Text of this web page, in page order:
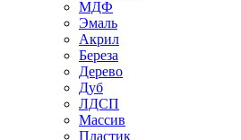
МДФ
Эмаль
Акрил
Береза
Дерево
Дуб
ЛДСП
Массив
Пластик